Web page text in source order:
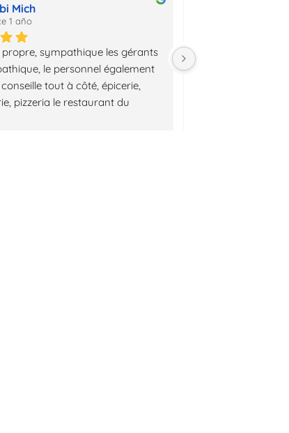
Mich
1 año
propre, sympathique les gérants
le personnel également
tout à côté, épicerie,
pizzeria le restaurant du
Un séjour d une
de randonnée m a